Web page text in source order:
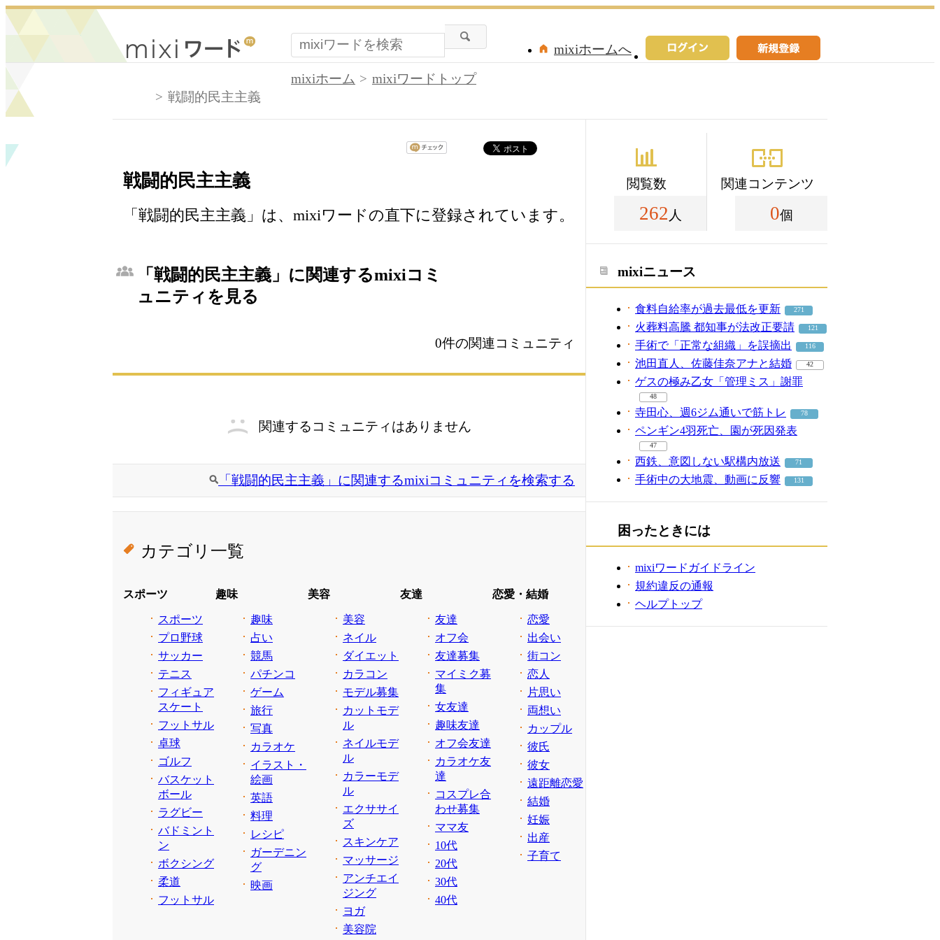
mixiホームへ
mixiホーム
mixiワードトップ
戦闘的民主主義
戦闘的民主主義
「戦闘的民主主義」は、mixiワードの直下に登録されています。
「戦闘的民主主義」に関連するmixiコミ
ュニティを見る
0件の関連コミュニティ
関連するコミュニティはありません
「戦闘的民主主義」に関連するmixiコミュニティを検索する
カテゴリ一覧
スポーツ
スポーツ
プロ野球
サッカー
テニス
フィギュア
スケート
フットサル
卓球
ゴルフ
バスケット
ボール
ラグビー
バドミント
ン
ボクシング
柔道
フットサル
趣味
趣味
占い
競馬
パチンコ
ゲーム
旅行
写真
カラオケ
イラスト・
絵画
英語
料理
レシピ
ガーデニン
グ
映画
美容
美容
ネイル
ダイエット
カラコン
モデル募集
カットモデ
ル
ネイルモデ
ル
カラーモデ
ル
エクササイ
ズ
スキンケア
マッサージ
アンチエイ
ジング
ヨガ
美容院
友達
友達
オフ会
友達募集
マイミク募
集
女友達
趣味友達
オフ会友達
カラオケ友
達
コスプレ合
わせ募集
ママ友
10代
20代
30代
40代
恋愛・結婚
恋愛
出会い
街コン
恋人
片思い
両想い
カップル
彼氏
彼女
遠距離恋愛
結婚
妊娠
出産
子育て
閲覧数
262 人
関連コンテンツ
0個
mixiニュース
食料自給率が過去最低を更新 271
火葬料高騰 都知事が法改正要請 121
手術で「正常な組織」を誤摘出 116
池田直人、佐藤佳奈アナと結婚 42
ゲスの極み乙女「管理ミス」謝罪
48
寺田心、週6ジム通いで筋トレ 78
ペンギン4羽死亡、園が死因発表
47
西鉄、意図しない駅構内放送 71
手術中の大地震、動画に反響 131
困ったときには
mixiワードガイドライン
規約違反の通報
ヘルプトップ